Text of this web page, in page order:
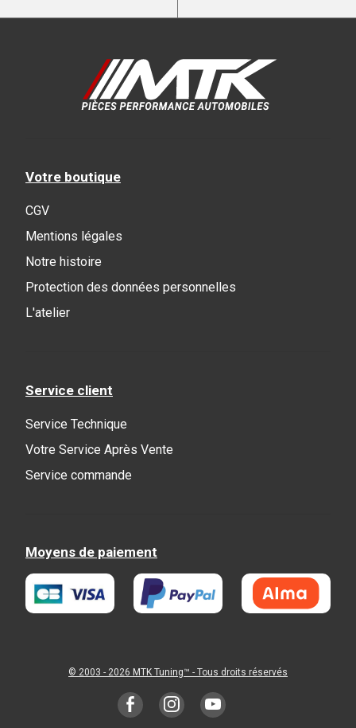
Votre boutique
CGV
Mentions légales
Notre histoire
Protection des données personnelles
L'atelier
Service client
Service Technique
Votre Service Après Vente
Service commande
Moyens de paiement
© 2003 - 2026 MTK Tuning™ - Tous droits réservés